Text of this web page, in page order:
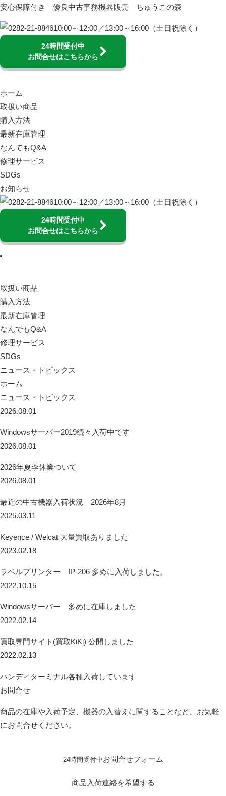
安心保障付き 優良中古事務機器販売 ちゅうこの森
10:00～12:00／13:00～16:00（土日祝除く）
24時間受付中
お問合せはこちらから
ホーム
取扱い商品
購入方法
最新在庫管理
なんでもQ&A
修理サービス
SDGs
お知らせ
10:00～12:00／13:00～16:00（土日祝除く）
24時間受付中
お問合せはこちらから
取扱い商品
購入方法
最新在庫管理
なんでもQ&A
修理サービス
SDGs
ニュース・トピックス
ホーム
ニュース・トピックス
2026.08.01
Windowsサーバー2019続々入荷中です
2026.08.01
2026年夏季休業ついて
2026.08.01
最近の中古機器入荷状況 2026年8月
2025.03.11
Keyence / Welcat 大量買取ありました
2023.02.18
ラベルプリンター IP-206 多めに入荷しました。
2022.10.15
Windowsサーバー 多めに在庫しました
2022.02.14
買取専門サイト(買取KiKi) 公開しました
2022.02.13
ハンディターミナル各種入荷しています
お問合せ
商品の在庫や入荷予定、機器の入替えに関することなど、お気軽
にお問合せください。
24時間受付中お問合せフォーム
商品入荷連絡を希望する